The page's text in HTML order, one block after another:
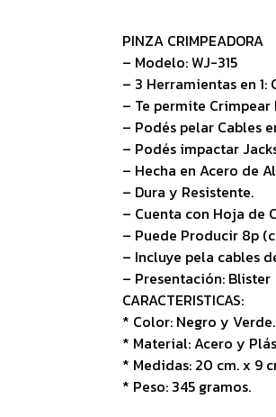
PINZA CRIMPEADORA
– Modelo: WJ-315
– 3 Herramientas en 1:
– Te permite Crimpear
– Podés pelar Cables
– Podés impactar
– Hecha en Acero de
– Dura y Resistente.
– Cuenta con Hoja de
– Puede Producir 8p
– Incluye pela cables
– Presentación: Blister
CARACTERISTICAS:
* Color: Negro y Verde.
* Material: Acero y
* Medidas: 20 cm. x 9
* Peso: 345 gramos.